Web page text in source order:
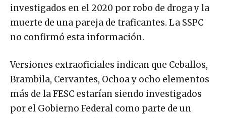
investigados en el 2020 por robo de droga y la
muerte de una pareja de traficantes. La SSPC
no confirmó esta información.
Versiones extraoficiales indican que Ceballos,
Brambila, Cervantes, Ochoa y ocho elementos
más de la FESC estarían siendo investigados
por el Gobierno Federal como parte de un